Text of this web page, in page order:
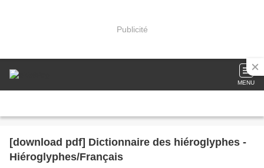
Publicité
MENU
[download pdf] Dictionnaire des hiéroglyphes -
Hiéroglyphes/Français